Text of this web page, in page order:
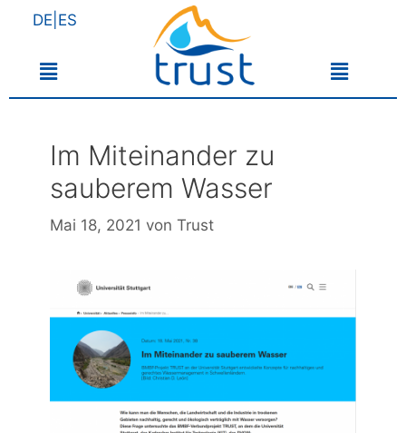
DE|ES
Im Miteinander zu
sauberem Wasser
Mai 18, 2021 von Trust